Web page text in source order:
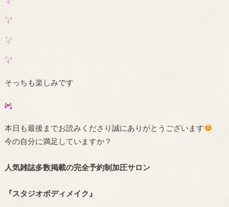
そっちも楽しみです
本日も最後までお読みくださり誠にありがとうございます
今の自分に満足していますか？
人気雑誌多数掲載の完全予約制加圧サロン
『スタジオボディメイク』